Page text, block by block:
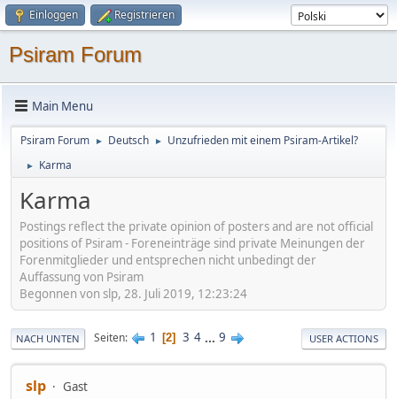
Einloggen Registrieren
Psiram Forum
Main Menu
Psiram Forum ► Deutsch ► Unzufrieden mit einem Psiram-Artikel?
► Karma
Karma
Postings reflect the private opinion of posters and are not official
positions of Psiram - Foreneinträge sind private Meinungen der
Forenmitglieder und entsprechen nicht unbedingt der
Auffassung von Psiram
Begonnen von slp, 28. Juli 2019, 12:23:24
NACH UNTEN Seiten 1 2 3 4 ... 9 USER ACTIONS
slp
Gast